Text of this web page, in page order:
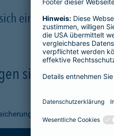
ein guter Tarif aus?
sind in der OP-
für Ihre Katze